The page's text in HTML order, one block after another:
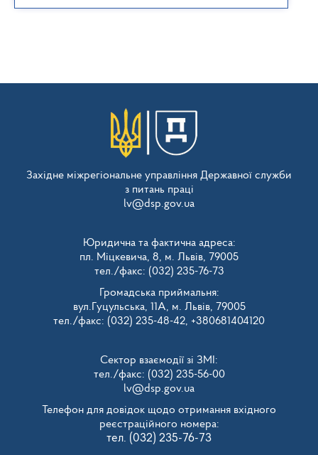
Західне міжрегіональне управління Державної служби
з питань праці
lv@dsp.gov.ua
Юридична та фактична адреса:
пл. Міцкевича, 8, м. Львів, 79005
тел./факс: (032) 235-76-73
Громадська приймальня:
вул.Гуцульська, 11А, м. Львів, 79005
тел./факс: (032) 235-48-42, +380681404120
Сектор взаємодії зі ЗМІ:
тел./факс: (032) 235-56-00
lv@dsp.gov.ua
Телефон для довідок щодо отримання вхідного
реєстраційного номера:
тел. (032) 235-76-73